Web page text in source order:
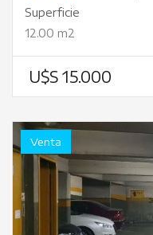
Superficie
12.00 m2
U$S 15.000
Venta